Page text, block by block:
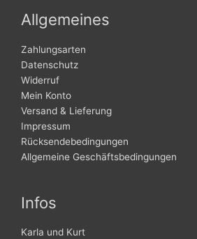
Allgemeines
Zahlungsarten
Datenschutz
Widerruf
Mein Konto
Versand & Lieferung
Impressum
Rücksendebedingungen
Allgemeine Geschäftsbedingungen
Infos
Karla und Kurt